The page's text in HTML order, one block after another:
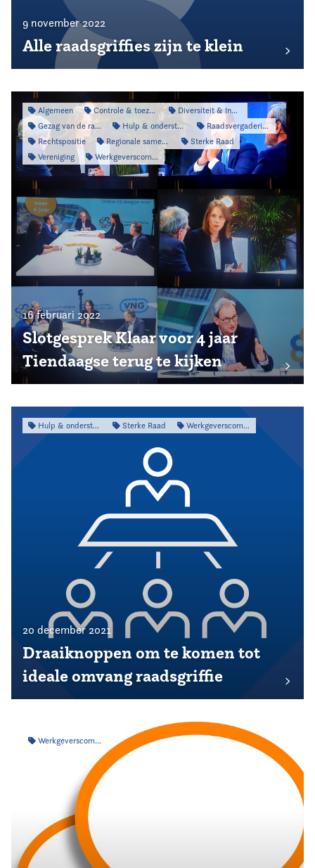
9 november 2022
Alle raadsgriffies zijn te klein
Algemeen Controle & toezicht
Diversiteit & Inclusiviteit
Gezag van de raad
Hulp & ondersteuning
Raadsvergadering
Rechtspositie
Regionale samenwerking
Sterke Raad
Vereniging
Werkgeverscommissie
16 februari 2022
Slotgesprek Klaar voor 4 jaar
Tiendaagse terug te kijken
Hulp & ondersteuning Sterke Raad Werkgeverscommissie
20 december 2021
Draaiknoppen om te komen tot
ideale omvang raadsgriffie
Werkgeverscommissie